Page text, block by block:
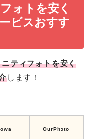
ォトを安く
ビスおすす
ティフォトを安く
します！
OurPhoto